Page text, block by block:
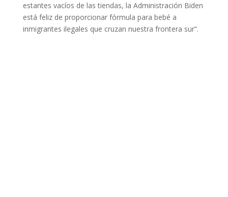
estantes vacíos de las tiendas, la Administración Biden
está feliz de proporcionar fórmula para bebé a
inmigrantes ilegales que cruzan nuestra frontera sur”.